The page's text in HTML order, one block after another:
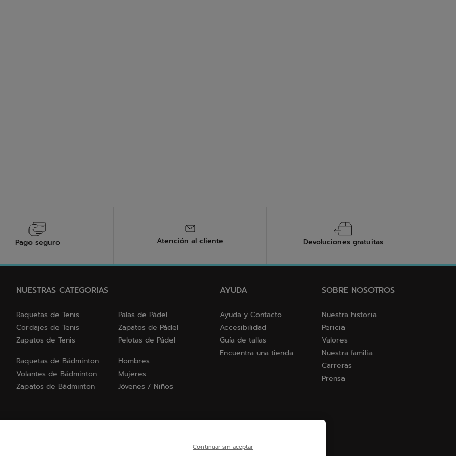
Pago seguro Atención al cliente Devoluciones gratuitas
NUESTRAS CATEGORIAS
Raquetas de Tenis
Cordajes de Tenis
Zapatos de Tenis
Palas de Pádel
Zapatos de Pádel
Pelotas de Pádel
Raquetas de Bádminton
Volantes de Bádminton
Zapatos de Bádminton
Hombres
Mujeres
Jóvenes / Niños
AYUDA
Ayuda y Contacto
Accesibilidad
Guía de tallas
Encuentra una tienda
SOBRE NOSOTROS
Nuestra historia
Pericia
Valores
Nuestra familia
Carreras
Prensa
Continuar sin aceptar